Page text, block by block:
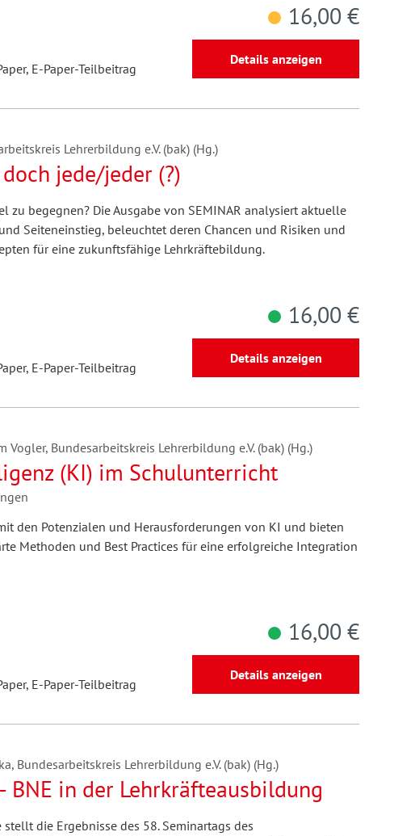
E-Paper-Teilbeitrag
16,00 €
Details anzeigen
Lehrerbildung e.V. (bak) (Hg.)
jede/jeder (?)
zu begegnen? Die Ausgabe von SEMINAR analysiert aktuelle
Seiteneinstieg, beleuchtet deren Chancen und Risiken und
für eine zukunftsfähige Lehrkräftebildung.
E-Paper-Teilbeitrag
16,00 €
Details anzeigen
Vogler, Bundesarbeitskreis Lehrerbildung e.V. (bak) (Hg.)
(KI) im Schulunterricht
den Potenzialen und Herausforderungen von KI und bieten
Methoden und Best Practices für eine erfolgreiche Integration
E-Paper-Teilbeitrag
16,00 €
Details anzeigen
Bundesarbeitskreis Lehrerbildung e.V. (bak) (Hg.)
BNE in der Lehrkräfteausbildung
stellt die Ergebnisse des 58. Seminartags des